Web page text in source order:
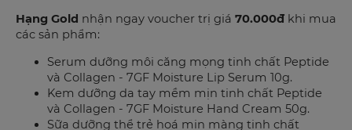
Hạng Gold nhận ngay voucher trị giá 70.000đ khi mua
các sản phẩm:
Serum dưỡng môi căng mọng tinh chất Peptide
và Collagen - 7GF Moisture Lip Serum 10g.
Kem dưỡng da tay mềm mịn tinh chất Peptide
và Collagen - 7GF Moisture Hand Cream 50g.
Sữa dưỡng thể trẻ hoá mịn màng tinh chất